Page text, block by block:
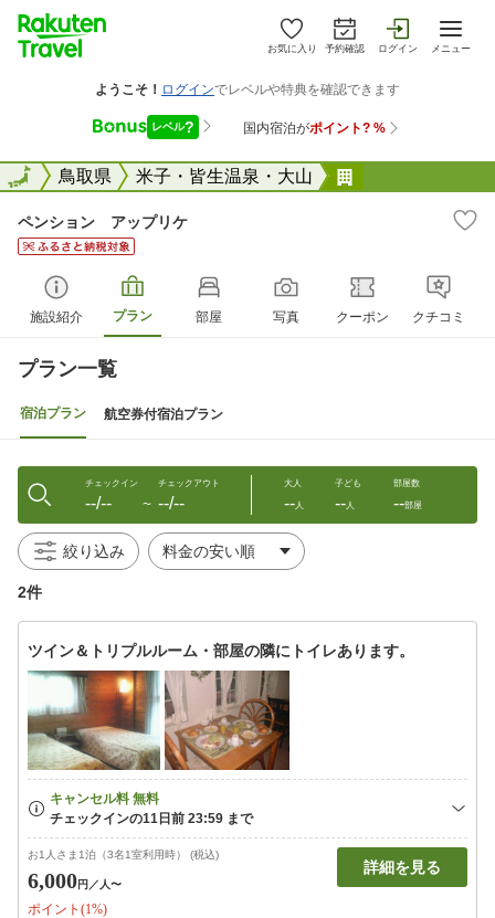
お気に入り 予約確認 ログイン メニュー
全国鳥取県 米子・皆生温泉・大山
全国
ペンション アップリケ
施設紹介 プラン 部屋 写真 クーポン クチコミ
プラン一覧
宿泊プラン 航空券付宿泊プラン
チェックイン
--/-- 〜
チェックアウト
--/--
大人
--人
子ども
--人
部屋数
--部屋
絞り込み
2件
ツイン＆トリプルルーム・部屋の隣にトイレあります。
お1人さま1泊（3名1室利用時） (税込)
6,000円 ／人〜
ポイント(1%)
詳細を見る